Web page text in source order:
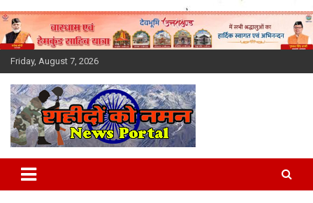
Skip
to
content
Friday, August 7, 2026
Latest News Today, Breaking
News, Uttarakhand News in